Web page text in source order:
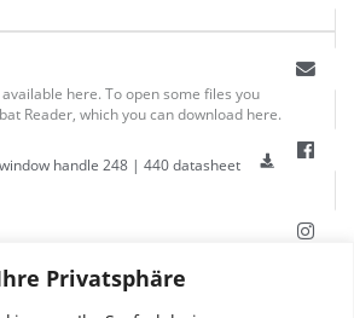
Privatsphäre
here. To open some files you
Reader, which you can download here.
handle 248 | 440 datasheet